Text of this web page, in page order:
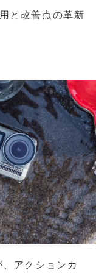
と改善点の革新
アクションカ